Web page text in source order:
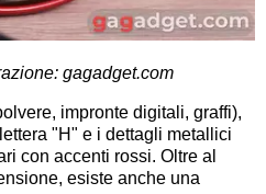
gagadget.com
impronte digitali, graffi),
"H" e i dettagli metallici
con accenti rossi. Oltre al
esiste anche una